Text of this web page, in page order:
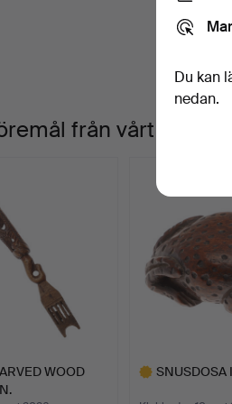
från vårt arkiv
WOOD
SNUSDOSA
Du kan
nedan.